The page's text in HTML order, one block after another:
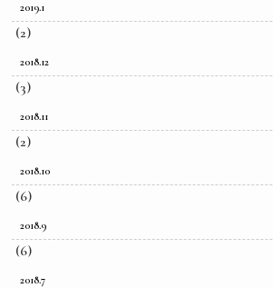
2019.1
(2)
2018.12
(3)
2018.11
(2)
2018.10
(6)
2018.9
(6)
2018.7